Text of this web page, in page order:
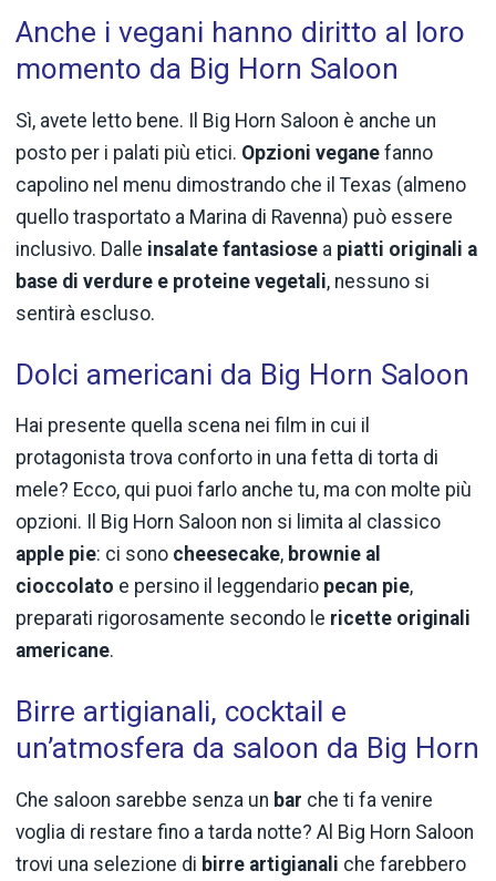
Anche i vegani hanno diritto al loro
momento da Big Horn Saloon
Sì, avete letto bene. Il Big Horn Saloon è anche un
posto per i palati più etici. Opzioni vegane fanno
capolino nel menu dimostrando che il Texas (almeno
quello trasportato a Marina di Ravenna) può essere
inclusivo. Dalle insalate fantasiose a piatti originali a
base di verdure e proteine vegetali, nessuno si
sentirà escluso.
Dolci americani da Big Horn Saloon
Hai presente quella scena nei film in cui il
protagonista trova conforto in una fetta di torta di
mele? Ecco, qui puoi farlo anche tu, ma con molte più
opzioni. Il Big Horn Saloon non si limita al classico
apple pie: ci sono cheesecake, brownie al
cioccolato e persino il leggendario pecan pie,
preparati rigorosamente secondo le ricette originali
americane.
Birre artigianali, cocktail e
un’atmosfera da saloon da Big Horn
Che saloon sarebbe senza un bar che ti fa venire
voglia di restare fino a tarda notte? Al Big Horn Saloon
trovi una selezione di birre artigianali che farebbero